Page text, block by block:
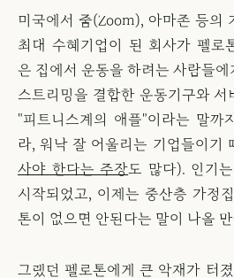
미국에서 줌(Zoom), 아마존 등의
최대 수혜기업이 된 회사가 펠로
은 집에서 운동을 하려는 사람들에
스트리밍을 결합한 운동기구와 서
"피트니스계의 애플"이라는 말까
라, 워낙 잘 어울리는 기업들이기
사야 한다는 주장도 많다). 인기
시작되었고, 이제는 중산층 가정
톤이 없으면 안된다는 말이 나올
그랬던 펠로톤에게 큰 악재가 터